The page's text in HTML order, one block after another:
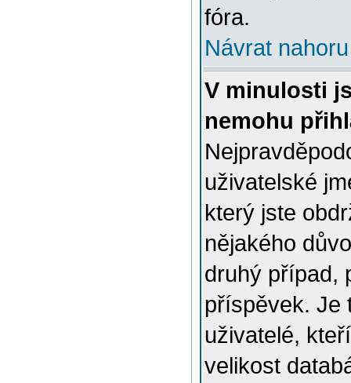
fóra.
Návrat nahoru
V minulosti
nemohu
uživatelské
který jste
nějakého
druhý případ,
příspěvek. Je
uživatelé,
velikost